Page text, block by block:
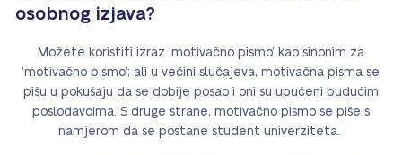
osobnog izjava?
Možete koristiti izraz ‘motivačno pismo’ kao sinonim za
‘motivačno pismo’; ali u većini slučajeva, motivačna pisma se
pišu u pokušaju da se dobije posao i oni su upućeni budućim
poslodavcima. S druge strane, motivačno pismo se piše s
namjerom da se postane student univerziteta.